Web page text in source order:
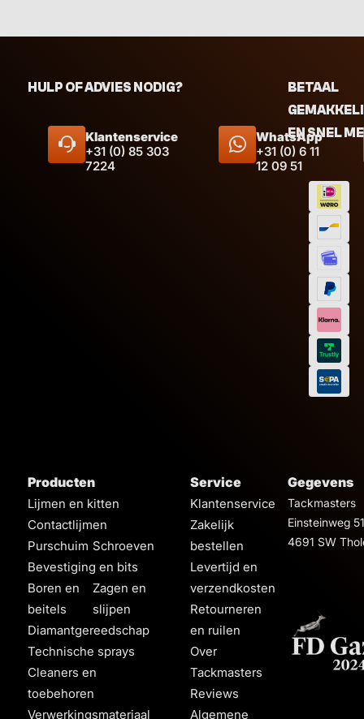
HULP OF ADVIES NODIG?
Klantenservice
+31 (0) 85 303
7224
WhatsApp
+31 (0) 6 11
12 09 51
BETAAL
EN SNEL
Producten
Lijmen en kitten
Contactlijmen
Purschuim Schroeven
Bevestiging en bits
Boren en
beitels
Zagen en
slijpen
Diamantgereedschap
Technische sprays
Cleaners en
toebehoren
Verwerkingsmateriaal
Service
Klantenservice
Zakelijk
bestellen
Levertijd en
verzendkosten
Retourneren
en ruilen
Over
Tackmasters
Reviews
Algemene
Gegevens
Tackmasters
Einsteinweg 51
4691 SW